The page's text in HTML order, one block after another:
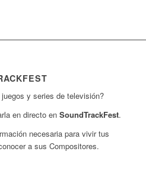
y series de televisión?
en directo en SoundTrackFest.
necesaria para vivir tus
a sus Compositores.